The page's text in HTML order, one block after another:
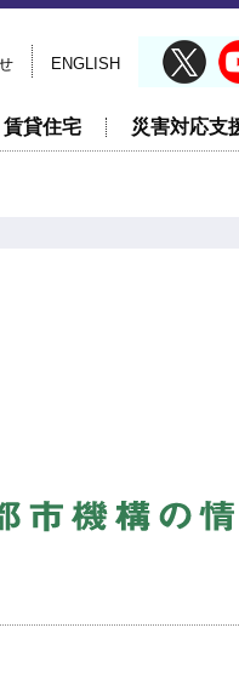
ENGLISH
賃貸住宅 災害対応支